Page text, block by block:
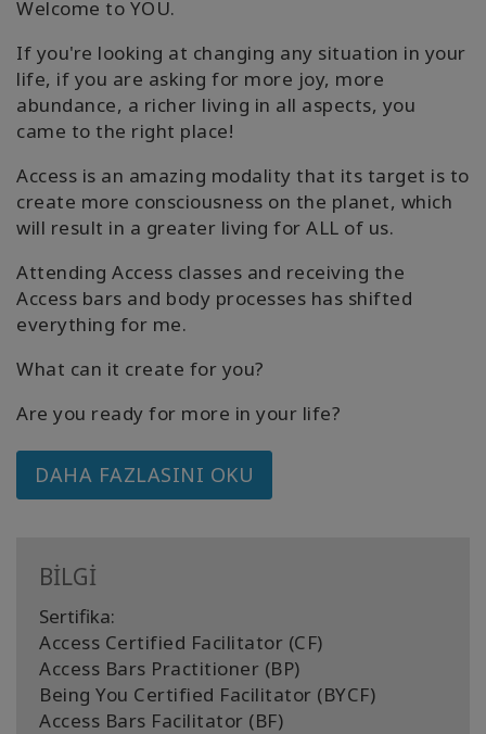
Welcome to YOU.
If you're looking at changing any situation in your
life, if you are asking for more joy, more
abundance, a richer living in all aspects, you
came to the right place!
Access is an amazing modality that its target is to
create more consciousness on the planet, which
will result in a greater living for ALL of us.
Attending Access classes and receiving the
Access bars and body processes has shifted
everything for me.
What can it create for you?
Are you ready for more in your life?
DAHA FAZLASINI OKU
BİLGİ
Sertifika:
Access Certified Facilitator (CF)
Access Bars Practitioner (BP)
Being You Certified Facilitator (BYCF)
Access Bars Facilitator (BF)